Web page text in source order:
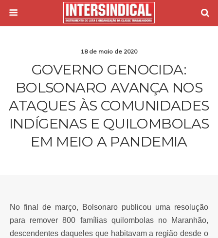
18 de maio de 2020
GOVERNO GENOCIDA:
BOLSONARO AVANÇA NOS
ATAQUES ÀS COMUNIDADES
INDÍGENAS E QUILOMBOLAS
EM MEIO A PANDEMIA
No final de março, Bolsonaro publicou uma resolução
para remover 800 famílias quilombolas no Maranhão,
descendentes daqueles que habitavam a região desde o